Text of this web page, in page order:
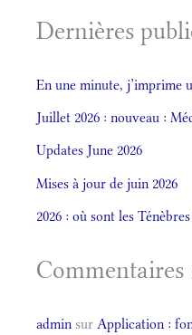
Dernières
En une minute,
Juillet 2026 : nouveau :
Updates June 2026
Mises à jour de juin 2026
2026 : où sont les Ténèbres
Commentaires
admin sur Application :